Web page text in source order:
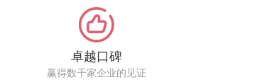
卓越口碑
赢得数千家企业的见证